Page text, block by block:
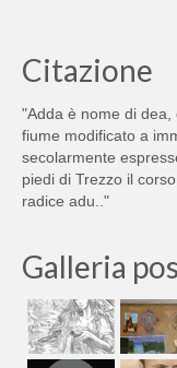
Citazione
"Adda è nome di
fiume modificato a
secolarmente
piedi di Trezzo il
radice adu.."
Galleria